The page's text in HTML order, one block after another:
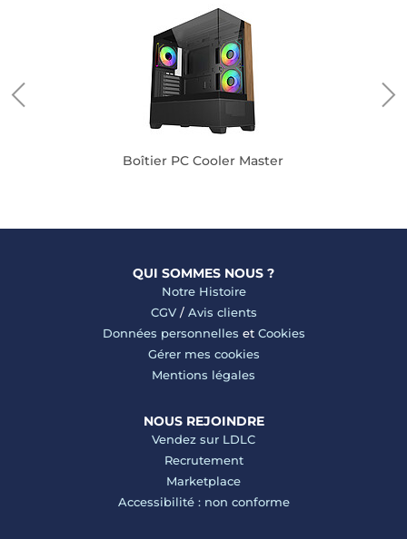
Boîtier PC Cooler Master
QUI SOMMES NOUS ?
Notre Histoire
CGV/ Avis clients
Données personnelles et Cookies
Gérer mes cookies
Mentions légales
NOUS REJOINDRE
Vendez sur LDLC
Recrutement
Marketplace
Accessibilité : non conforme